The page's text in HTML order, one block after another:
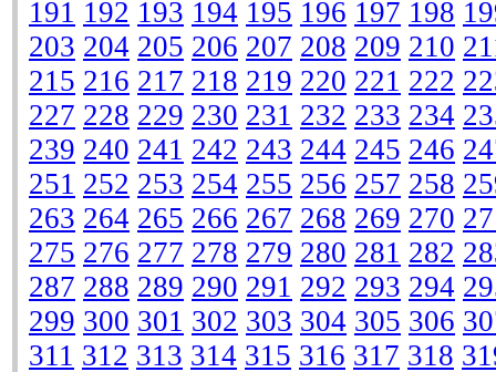
191 192 193 194 195 196 197 198
203 204 205 206 207 208 209 210
215 216 217 218 219 220 221 222
227 228 229 230 231 232 233 234
239 240 241 242 243 244 245 246
251 252 253 254 255 256 257 258
263 264 265 266 267 268 269 270
275 276 277 278 279 280 281 282
287 288 289 290 291 292 293 294
299 300 301 302 303 304 305 306
311 312 313 314 315 316 317 318